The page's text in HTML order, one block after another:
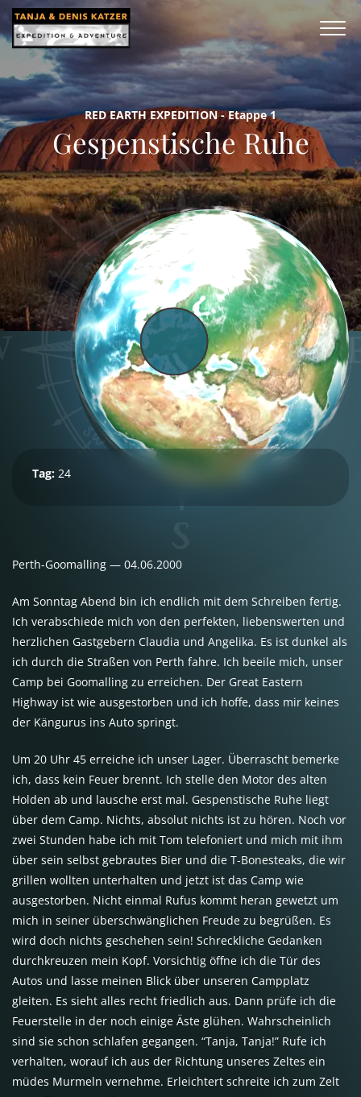
RED EARTH EXPEDITION - Etappe 1
Gespenstische Ruhe
Tag: 24
Perth-Goomalling — 04.06.2000
Am Sonntag Abend bin ich endlich mit dem Schreiben fertig.
Ich verabschiede mich von den perfekten, liebenswerten und
herzlichen Gastgebern Claudia und Angelika. Es ist dunkel als
ich durch die Straßen von Perth fahre. Ich beeile mich, unser
Camp bei Goomalling zu erreichen. Der Great Eastern
Highway ist wie ausgestorben und ich hoffe, dass mir keines
der Kängurus ins Auto springt.
Um 20 Uhr 45 erreiche ich unser Lager. Überrascht bemerke
ich, dass kein Feuer brennt. Ich stelle den Motor des alten
Holden ab und lausche erst mal. Gespenstische Ruhe liegt
über dem Camp. Nichts, absolut nichts ist zu hören. Noch vor
zwei Stunden habe ich mit Tom telefoniert und mich mit ihm
über sein selbst gebrautes Bier und die T-Bonesteaks, die wir
grillen wollten unterhalten und jetzt ist das Camp wie
ausgestorben. Nicht einmal Rufus kommt heran gewetzt um
mich in seiner überschwänglichen Freude zu begrüßen. Es
wird doch nichts geschehen sein! Schreckliche Gedanken
durchkreuzen mein Kopf. Vorsichtig öffne ich die Tür des
Autos und lasse meinen Blick über unseren Campplatz
gleiten. Es sieht alles recht friedlich aus. Dann prüfe ich die
Feuerstelle in der noch einige Äste glühen. Wahrscheinlich
sind sie schon schlafen gegangen. “Tanja, Tanja!” Rufe ich
verhalten, worauf ich aus der Richtung unseres Zeltes ein
müdes Murmeln vernehme. Erleichtert schreite ich zum Zelt